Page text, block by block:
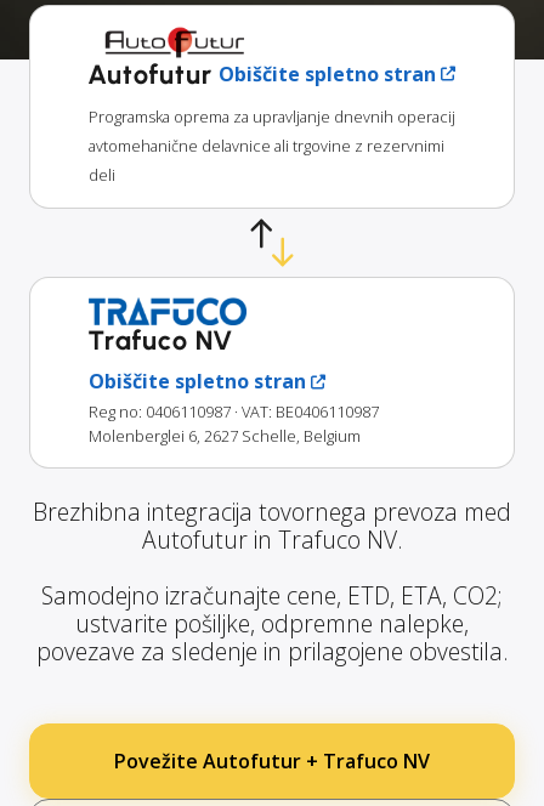
Autofutur Obiščite spletno stran
Programska oprema za upravljanje dnevnih operacij
avtomehanične delavnice ali trgovine z rezervnimi
deli
Trafuco NV
Obiščite spletno stran
Reg no: 0406110987 · VAT: BE0406110987
Molenberglei 6, 2627 Schelle, Belgium
Brezhibna integracija tovornega prevoza med
Autofutur in Trafuco NV.
Samodejno izračunajte cene, ETD, ETA, CO2;
ustvarite pošiljke, odpremne nalepke,
povezave za sledenje in prilagojene obvestila.
Povežite Autofutur + Trafuco NV